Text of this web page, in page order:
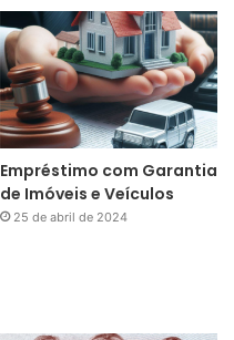
Empréstimo com Garantia
de Imóveis e Veículos
25 de abril de 2024